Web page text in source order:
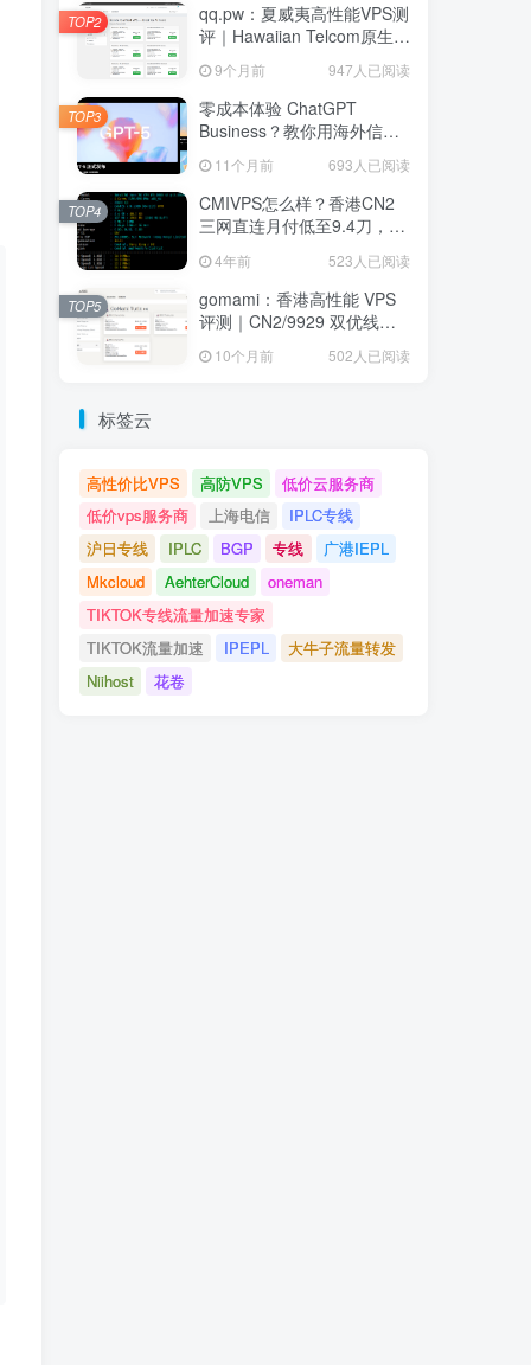
qq.pw：夏威夷高性能VPS测
评｜Hawaiian Telcom原生家
宽IP节点，Ryzen 9 7940HS
八核强劲性能与跨太平洋网
络延迟深度解析
9个月前 947人已阅读
TOP2
零成本体验 ChatGPT
Business？教你用海外信用
卡白嫖首月
11个月前 693人已阅读
TOP3
CMIVPS怎么样？香港CN2
三网直连月付低至9.4刀，堪
4年前 523人已阅读
TOP4
gomami：香港高性能 VPS
评测｜CN2/9929 双优线
节点全面解析
10个月前 502人已阅读
TOP5
标签云
高性价比VPS 高防VPS
低价云服务商
低价vps服务商
上海电信
IPLC专线
沪日专线
IPLC BGP 专线
广港IEPL
Mkcloud
AehterCloud
oneman
TIKTOK专线流量加速专家
TIKTOK流量加速
IPEPL
大牛子流量转发
Niihost
花卷